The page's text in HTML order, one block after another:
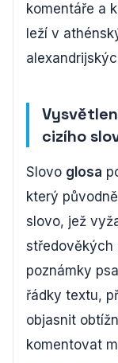
komentáře a
leží v
cizího
Slovo glosa
který
slovo, jež
středověkých
poznámky
řádky textu,
objasnit
komentovat